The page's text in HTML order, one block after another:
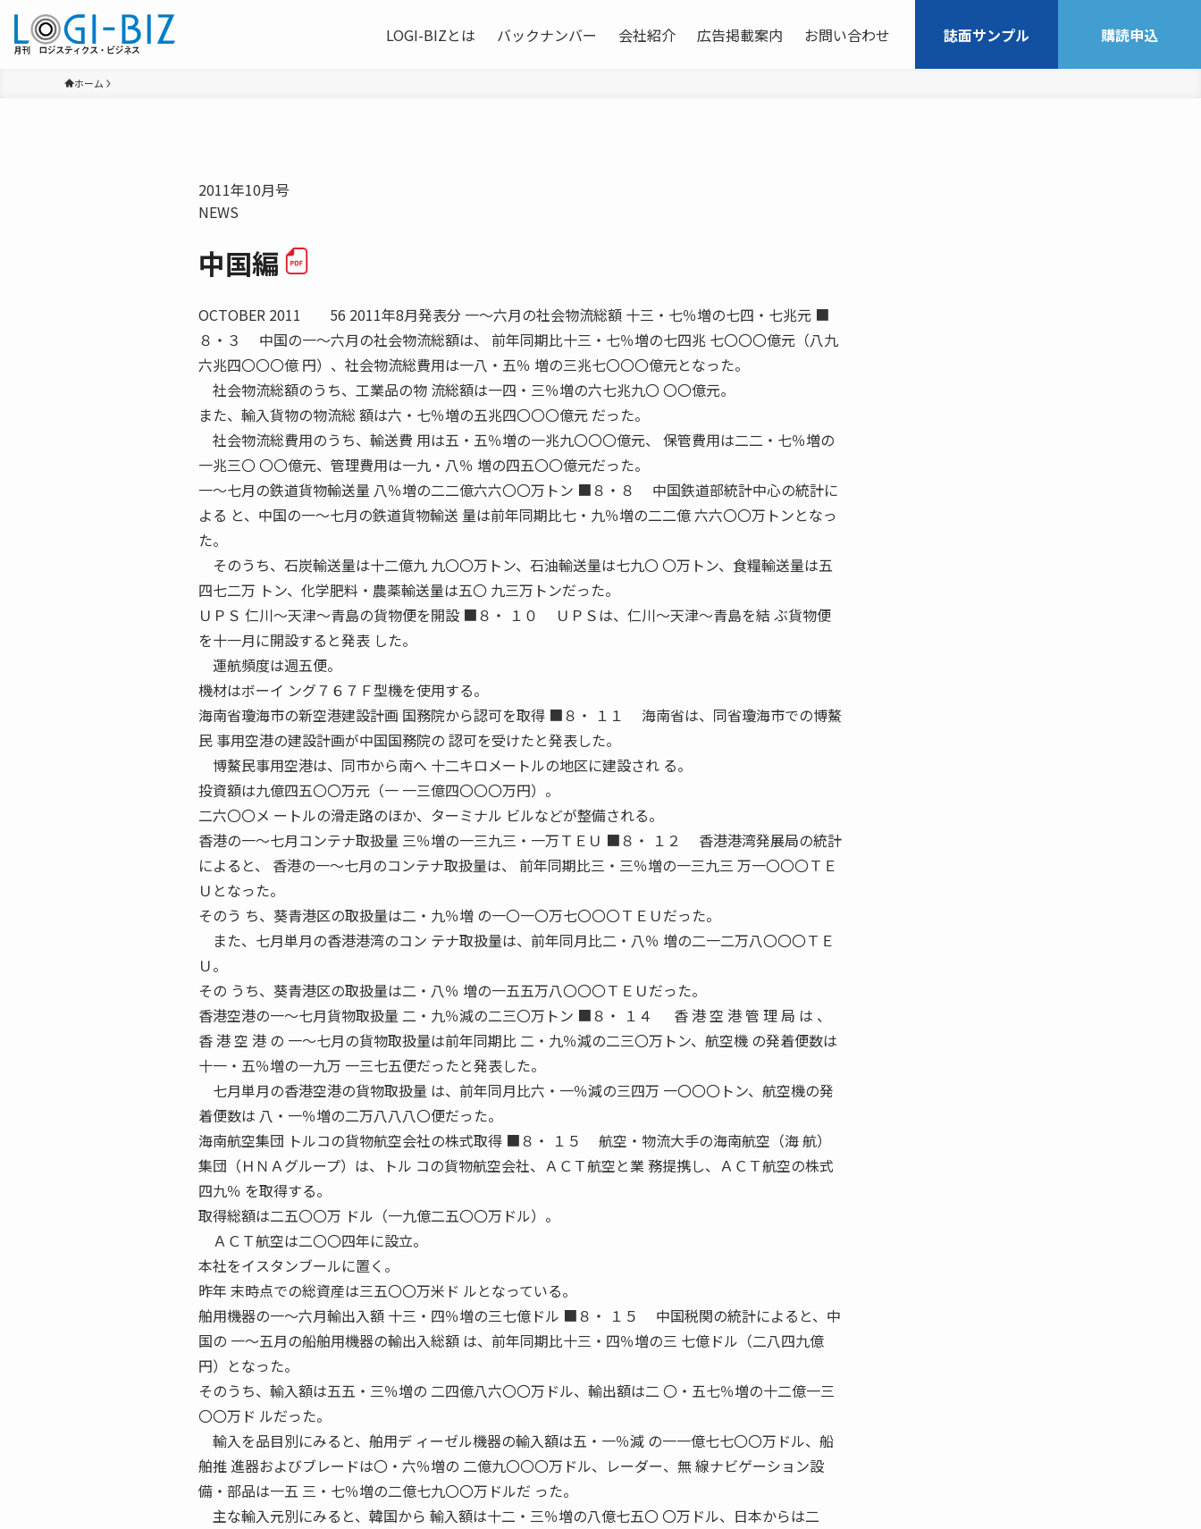
LOGI-BIZとは バックナンバー 会社紹介 広告掲載案内 お問い合わせ 誌面サンプル 購読申込
ホーム
2011年10月号
NEWS
中国編
OCTOBER 2011 56 2011年8月発表分 一〜六月の社会物流総額 十三・七％増の七四・七兆元 ■
８・３ 中国の一〜六月の社会物流総額は、 前年同期比十三・七％増の七四兆 七〇〇〇億元（八九
六兆四〇〇〇億 円）、社会物流総費用は一八・五％ 増の三兆七〇〇〇億元となった。
社会物流総額のうち、工業品の物 流総額は一四・三％増の六七兆九〇 〇〇億元。
また、輸入貨物の物流総 額は六・七％増の五兆四〇〇〇億元 だった。
社会物流総費用のうち、輸送費 用は五・五％増の一兆九〇〇〇億元、 保管費用は二二・七％増の
一兆三〇 〇〇億元、管理費用は一九・八％ 増の四五〇〇億元だった。
一〜七月の鉄道貨物輸送量 八％増の二二億六六〇〇万トン ■８・８ 中国鉄道部統計中心の統計に
よる と、中国の一〜七月の鉄道貨物輸送 量は前年同期比七・九％増の二二億 六六〇〇万トンとなっ
た。
そのうち、石炭輸送量は十二億九 九〇〇万トン、石油輸送量は七九〇 〇万トン、食糧輸送量は五
四七二万 トン、化学肥料・農薬輸送量は五〇 九三万トンだった。
ＵＰＳ 仁川〜天津〜青島の貨物便を開設 ■８・ １０ ＵＰＳは、仁川〜天津〜青島を結 ぶ貨物便
を十一月に開設すると発表 した。
運航頻度は週五便。
機材はボーイ ング７６７Ｆ型機を使用する。
海南省瓊海市の新空港建設計画 国務院から認可を取得 ■８・ １１ 海南省は、同省瓊海市での博鰲
民 事用空港の建設計画が中国国務院の 認可を受けたと発表した。
博鰲民事用空港は、同市から南へ 十二キロメートルの地区に建設され る。
投資額は九億四五〇〇万元（一 一三億四〇〇〇万円）。
二六〇〇メ ートルの滑走路のほか、ターミナル ビルなどが整備される。
香港の一〜七月コンテナ取扱量 三％増の一三九三・一万ＴＥＵ ■８・ １２ 香港港湾発展局の統計
によると、 香港の一〜七月のコンテナ取扱量は、 前年同期比三・三％増の一三九三 万一〇〇〇ＴＥ
Ｕとなった。
そのう ち、葵青港区の取扱量は二・九％増 の一〇一〇万七〇〇〇ＴＥＵだった。
また、七月単月の香港港湾のコン テナ取扱量は、前年同月比二・八％ 増の二一二万八〇〇〇ＴＥ
Ｕ。
その うち、葵青港区の取扱量は二・八％ 増の一五五万八〇〇〇ＴＥＵだった。
香港空港の一〜七月貨物取扱量 二・九％減の二三〇万トン ■８・ １４ 香 港 空 港 管 理 局 は 、
香 港 空 港 の 一〜七月の貨物取扱量は前年同期比 二・九％減の二三〇万トン、航空機 の発着便数は
十一・五％増の一九万 一三七五便だったと発表した。
七月単月の香港空港の貨物取扱量 は、前年同月比六・一％減の三四万 一〇〇〇トン、航空機の発
着便数は 八・一％増の二万八八八〇便だった。
海南航空集団 トルコの貨物航空会社の株式取得 ■８・ １５ 航空・物流大手の海南航空（海 航）
集団（ＨＮＡグループ）は、トル コの貨物航空会社、ＡＣＴ航空と業 務提携し、ＡＣＴ航空の株式
四九％ を取得する。
取得総額は二五〇〇万 ドル（一九億二五〇〇万ドル）。
ＡＣＴ航空は二〇〇四年に設立。
本社をイスタンブールに置く。
昨年 末時点での総資産は三五〇〇万米ド ルとなっている。
舶用機器の一〜六月輸出入額 十三・四％増の三七億ドル ■８・ １５ 中国税関の統計によると、中
国の 一〜五月の船舶用機器の輸出入総額 は、前年同期比十三・四％増の三 七億ドル（二八四九億
円）となった。
そのうち、輸入額は五五・三％増の 二四億八六〇〇万ドル、輸出額は二 〇・五七％増の十二億一三
〇〇万ド ルだった。
輸入を品目別にみると、舶用デ ィーゼル機器の輸入額は五・一％減 の一一億七七〇〇万ドル、船
舶推 進器およびブレードは〇・六％増の 二億九〇〇〇万ドル、レーダー、無 線ナビゲーション設
備・部品は一五 三・七％増の二億七九〇〇万ドルだ った。
主な輸入元別にみると、韓国から 輸入額は十二・三％増の八億七五〇 〇万ドル、日本からは二